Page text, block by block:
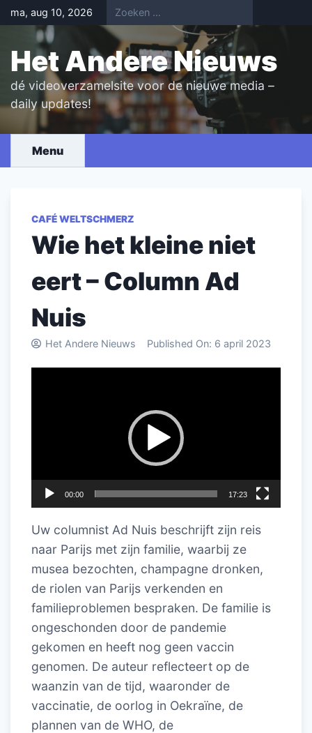
Skip
to
content
ma, aug 10, 2026
Het Andere Nieuws
dé videoverzamelsite voor de nieuwe media –
daily updates!
Menu
CAFÉ WELTSCHMERZ
Wie het kleine niet
eert – Column Ad
Nuis
Het Andere Nieuws Published On: 6 april 2023
00:00 17:23
Uw columnist Ad Nuis beschrijft zijn reis
naar Parijs met zijn familie, waarbij ze
musea bezochten, champagne dronken,
de riolen van Parijs verkenden en
familieproblemen bespraken. De familie is
ongeschonden door de pandemie
gekomen en heeft nog geen vaccin
genomen. De auteur reflecteert op de
waanzin van de tijd, waaronder de
vaccinatie, de oorlog in Oekraïne, de
plannen van de WHO, de